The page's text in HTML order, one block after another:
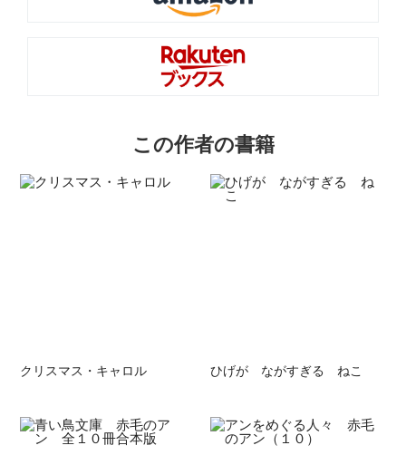
この作者の書籍
クリスマス・キャロル ひげが ながすぎる ねこ